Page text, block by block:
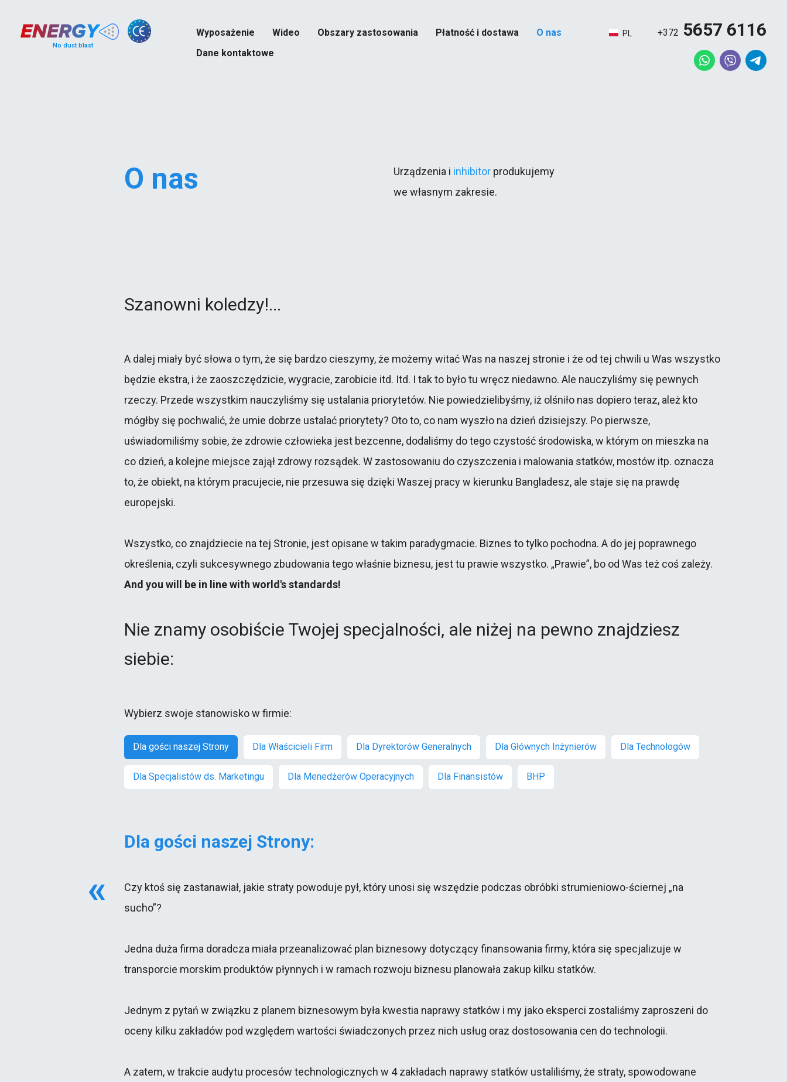
No dust blast
Wyposażenie Wideo Obszary zastosowania Płatność i dostawa
O nas
Dane kontaktowe
PL +372 5657 6116
O nas Urządzenia i inhibitor produkujemy
we własnym zakresie.
Szanowni koledzy!...
A dalej miały być słowa o tym, że się bardzo cieszymy, że możemy witać Was na naszej stronie i że od tej chwili u Was wszystko
będzie ekstra, i że zaoszczędzicie, wygracie, zarobicie itd. Itd. I tak to było tu wręcz niedawno. Ale nauczyliśmy się pewnych
rzeczy. Przede wszystkim nauczyliśmy się ustalania priorytetów. Nie powiedzielibyśmy, iż olśniło nas dopiero teraz, ależ kto
mógłby się pochwalić, że umie dobrze ustalać priorytety? Oto to, co nam wyszło na dzień dzisiejszy. Po pierwsze,
uświadomiliśmy sobie, że zdrowie człowieka jest bezcenne, dodaliśmy do tego czystość środowiska, w którym on mieszka na
co dzień, a kolejne miejsce zajął zdrowy rozsądek. W zastosowaniu do czyszczenia i malowania statków, mostów itp. oznacza
to, że obiekt, na którym pracujecie, nie przesuwa się dzięki Waszej pracy w kierunku Bangladesz, ale staje się na prawdę
europejski.
Wszystko, co znajdziecie na tej Stronie, jest opisane w takim paradygmacie. Biznes to tylko pochodna. A do jej poprawnego
określenia, czyli sukcesywnego zbudowania tego właśnie biznesu, jest tu prawie wszystko. „Prawie”, bo od Was też coś zależy.
And you will be in line with world's standards!
Nie znamy osobiście Twojej specjalności, ale niżej na pewno znajdziesz
siebie:
Wybierz swoje stanowisko w firmie:
Dla gości naszej Strony Dla Właścicieli Firm Dla Dyrektorów Generalnych Dla Głównych Inżynierów Dla Technologów
Dla Specjalistów ds. Marketingu Dla Menedżerów Operacyjnych Dla Finansistów BHP
Dla gości naszej Strony:
Czy ktoś się zastanawiał, jakie straty powoduje pył, który unosi się wszędzie podczas obróbki strumieniowo-ściernej „na
sucho”?
Jedna duża firma doradcza miała przeanalizować plan biznesowy dotyczący finansowania firmy, która się specjalizuje w
transporcie morskim produktów płynnych i w ramach rozwoju biznesu planowała zakup kilku statków.
Jednym z pytań w związku z planem biznesowym była kwestia naprawy statków i my jako eksperci zostaliśmy zaproszeni do
oceny kilku zakładów pod względem wartości świadczonych przez nich usług oraz dostosowania cen do technologii.
A zatem, w trakcie audytu procesów technologicznych w 4 zakładach naprawy statków ustaliliśmy, że straty, spowodowane